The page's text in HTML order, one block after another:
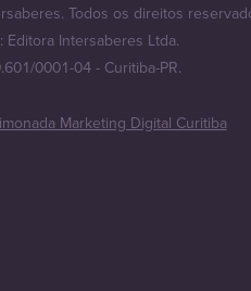
Todos os direitos
Editora Intersaberes Ltda.
0001-04 - Curitiba-PR.
Marketing Digital Curitiba